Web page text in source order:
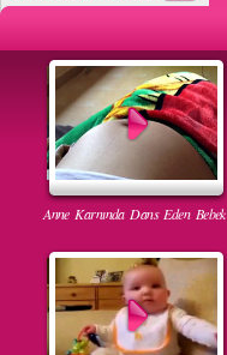
Anne Karnında Dans Eden Bebek